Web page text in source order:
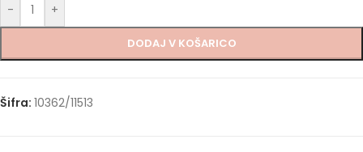
- +
DODAJ V KOŠARICO
Šifra: 10362/11513